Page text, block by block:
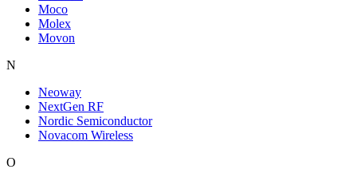
Moco
Molex
Movon
N
Neoway
NextGen RF
Nordic Semiconductor
Novacom Wireless
O